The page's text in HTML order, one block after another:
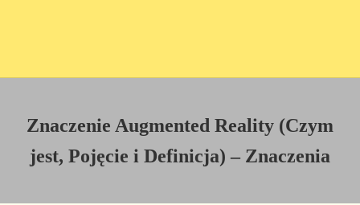
Znaczenie Augmented Reality (Czym
jest, Pojęcie i Definicja) – Znaczenia